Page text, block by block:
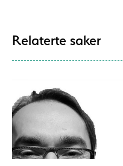
Relaterte saker